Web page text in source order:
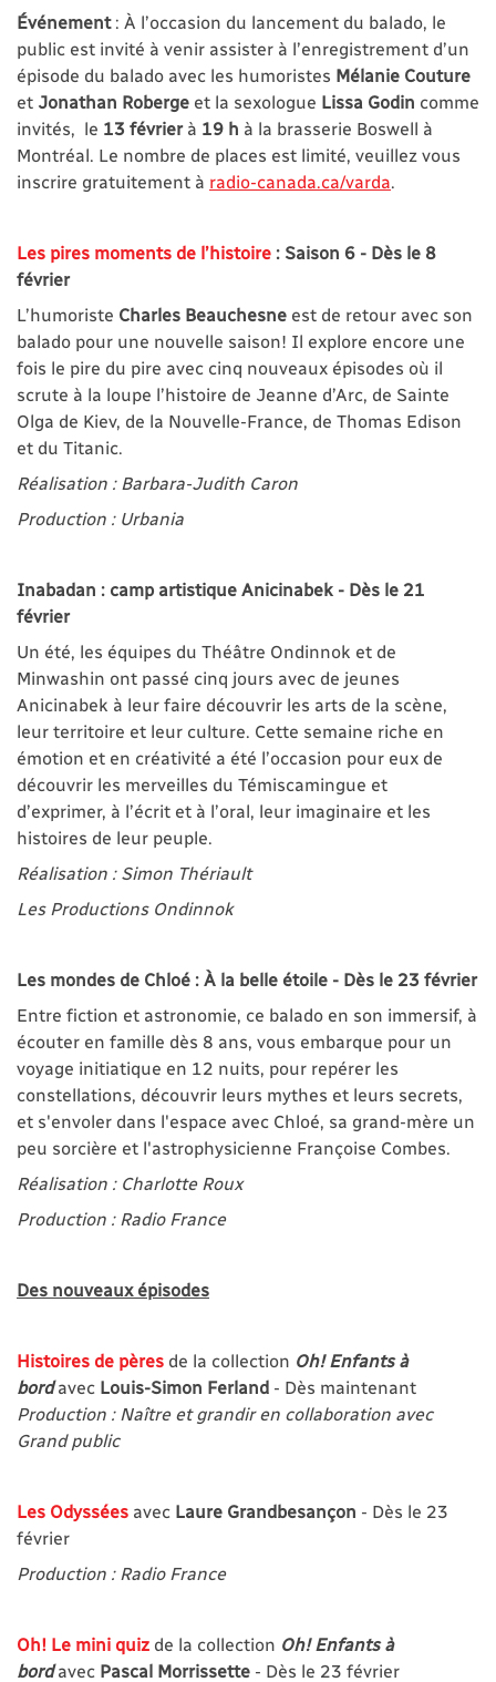
Événement: À l’occasion du lancement du balado, le
public est invité à venir assister à l’enregistrement d’un
épisode du balado avec les humoristes Mélanie Couture
et Jonathan Roberge et la sexologue Lissa Godin comme
invités, le 13 févrierà 19 h à la brasserie Boswell à
Montréal. Le nombre de places est limité, veuillez vous
inscrire gratuitement à radio-canada.ca/varda
Les pires moments de l’histoire : Saison 6 - Dès le 8
février
L’humoriste Charles Beauchesne est de retour avec son
balado pour une nouvelle saison! Il explore encore une
fois le pire du pire avec cinq nouveaux épisodes où il
scrute à la loupe l’histoire de Jeanne d’Arc, de Sainte
Olga de Kiev, de la Nouvelle-France, de Thomas Edison
et du Titanic.
Réalisation : Barbara-Judith Caron
Production : Urbania
Inabadan : camp artistique Anicinabek - Dès le 21
février
Un été, les équipes du Théâtre Ondinnok et de
Minwashin ont passé cinq jours avec de jeunes
Anicinabek à leur faire découvrir les arts de la scène,
leur territoire et leur culture. Cette semaine riche en
émotion et en créativité a été l’occasion pour eux de
découvrir les merveilles du Témiscamingue et
d’exprimer, à l’écrit et à l’oral, leur imaginaire et les
histoires de leur peuple.
Réalisation : Simon Thériault
Les Productions Ondinnok
Les mondes de Chloé : À la belle étoile - Dès le 23 février
Entre fiction et astronomie, ce balado en son immersif, à
écouter en famille dès 8 ans, vous embarque pour un
voyage initiatique en 12 nuits, pour repérer les
constellations, découvrir leurs mythes et leurs secrets,
et s'envoler dans l'espace avec Chloé, sa grand-mère un
peu sorcière et l'astrophysicienne Françoise Combes.
Réalisation : Charlotte Roux
Production : Radio France
Des nouveaux épisodes
Histoires de pères de la collection Oh! Enfants à
bord avec Louis-Simon Ferland - Dès maintenant
Production : Naître et grandir en collaboration avec
Grand public
Les Odyssées avec Laure Grandbesançon - Dès le 23
février
Production : Radio France
Oh! Le mini quiz de la collection Oh! Enfants à
bordavec Pascal Morrissette - Dès le 23 février